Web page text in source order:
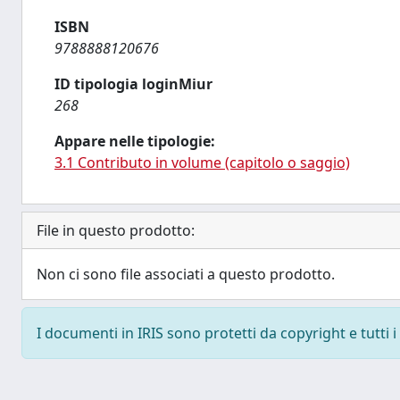
ISBN
9788888120676
ID tipologia loginMiur
268
Appare nelle tipologie:
3.1 Contributo in volume (capitolo o saggio)
File in questo prodotto:
Non ci sono file associati a questo prodotto.
I documenti in IRIS sono protetti da copyright e tutti